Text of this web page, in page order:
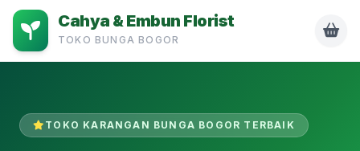
Cahya & Embun Florist
TOKO BUNGA BOGOR
TOKO KARANGAN BUNGA BOGOR TERBAIK